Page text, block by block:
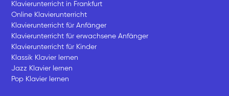
Klavierunterricht in Frankfurt
Online Klavierunterricht
Klavierunterricht für Anfänger
Klavierunterricht für erwachsene Anfänger
Klavierunterricht für Kinder
Klassik Klavier lernen
Jazz Klavier lernen
Pop Klavier lernen